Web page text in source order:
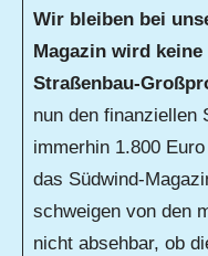
Wir bleiben bei
Magazin wird
Straßenbau-
nun den finanziellen
immerhin 1.800
das Südwind-
schweigen von den
nicht absehbar, ob